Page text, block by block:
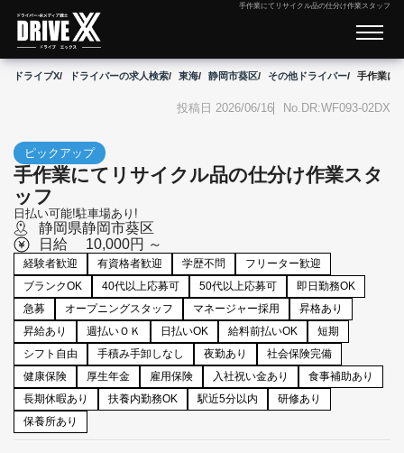
手作業にてリサイクル品の仕分け作業スタッフ
ドライブX ドライバーの求人検索 東海 静岡市葵区 その他ドライバー 手作業に
DR:WF093-02DX
投稿日 2026/06/16
ピックアップ
手作業にてリサイクル品の仕分け作業スタ
ッフ
日払い可能!駐車場あり!
静岡県静岡市葵区
日給 10,000円 ～
こ
だ
わ
り
経験者歓迎 有資格者歓迎 学歴不問
フリーター歓迎
ブランクOK
40代以上応募可 50代以上応募可
即日勤務OK
急募
オープニングスタッフ マネージャー採用
昇格あり
昇給あり
週払いＯＫ 日払いOK 給料前払いOK
短期
シフト自由
手積み手卸しなし 夜勤あり
社会保険完備
健康保険
厚生年金 雇用保険 入社祝い金あり
食事補助あり
長期休暇あり
扶養内勤務OK 駅近5分以内
研修あり
保養所あり